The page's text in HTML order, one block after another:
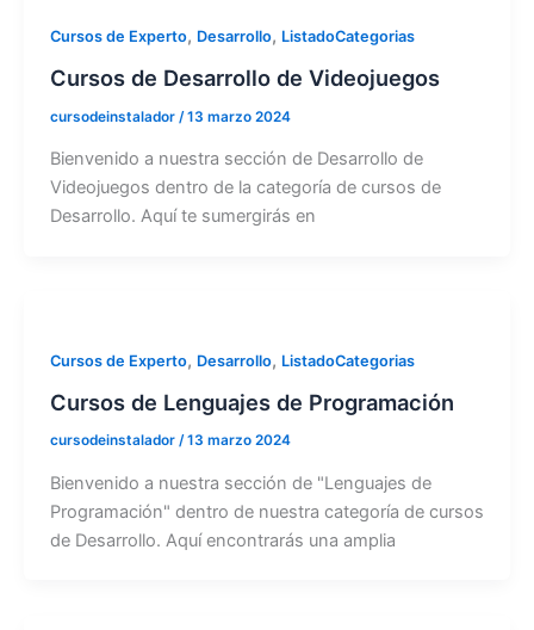
Cursos de Experto, Desarrollo, ListadoCategorias
Cursos de Desarrollo de Videojuegos
cursodeinstalador /13 marzo 2024
Bienvenido a nuestra sección de Desarrollo de
Videojuegos dentro de la categoría de cursos de
Desarrollo. Aquí te sumergirás en
Cursos de Experto, Desarrollo, ListadoCategorias
Cursos de Lenguajes de Programación
cursodeinstalador /13 marzo 2024
Bienvenido a nuestra sección de "Lenguajes de
Programación" dentro de nuestra categoría de cursos
de Desarrollo. Aquí encontrarás una amplia